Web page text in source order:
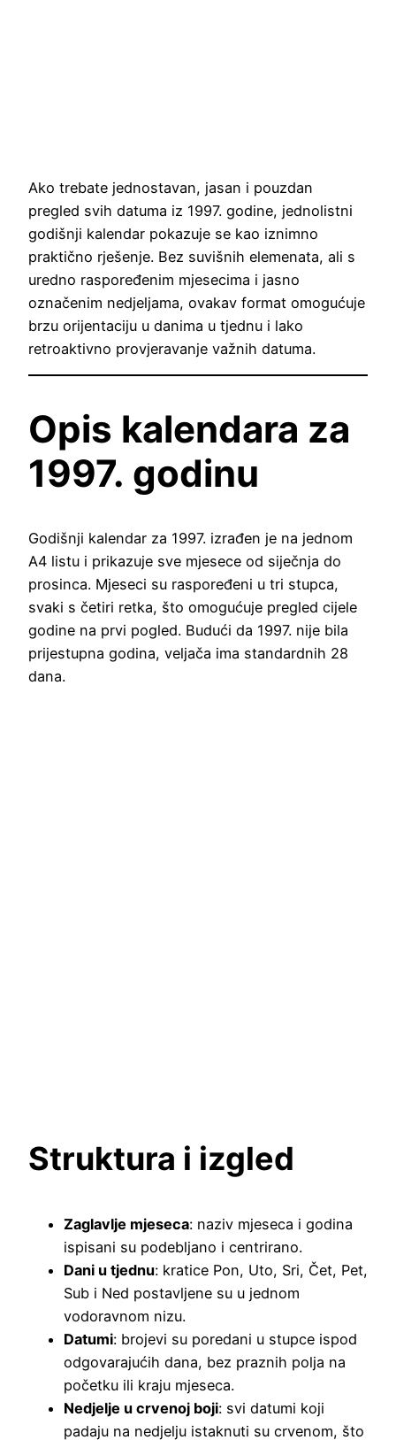
Ako trebate jednostavan, jasan i pouzdan
pregled svih datuma iz 1997. godine, jednolistni
godišnji kalendar pokazuje se kao iznimno
praktično rješenje. Bez suvišnih elemenata, ali s
uredno raspoređenim mjesecima i jasno
označenim nedjeljama, ovakav format omogućuje
brzu orijentaciju u danima u tjednu i lako
retroaktivno provjeravanje važnih datuma.
Opis kalendara za
1997. godinu
Godišnji kalendar za 1997. izrađen je na jednom
A4 listu i prikazuje sve mjesece od siječnja do
prosinca. Mjeseci su raspoređeni u tri stupca,
svaki s četiri retka, što omogućuje pregled cijele
godine na prvi pogled. Budući da 1997. nije bila
prijestupna godina, veljača ima standardnih 28
dana.
Struktura i izgled
Zaglavlje mjeseca: naziv mjeseca i godina
ispisani su podebljano i centrirano.
Dani u tjednu: kratice Pon, Uto, Sri, Čet, Pet,
Sub i Ned postavljene su u jednom
vodoravnom nizu.
Datumi: brojevi su poredani u stupce ispod
odgovarajućih dana, bez praznih polja na
početku ili kraju mjeseca.
Nedjelje u crvenoj boji: svi datumi koji
padaju na nedjelju istaknuti su crvenom, što